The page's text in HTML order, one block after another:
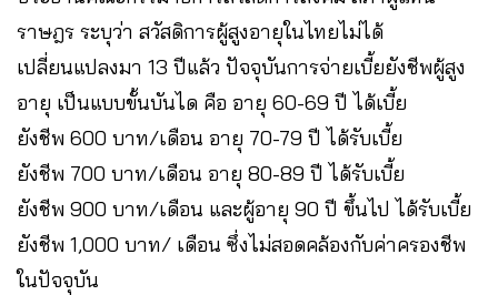
ราษฎร ระบุว่า สวัสดิการผู้สูงอายุในไทยไม่ได้
เปลี่ยนแปลงมา 13 ปีแล้ว ปัจจุบันการจ่ายเบี้ยยังชีพผู้สูง
อายุ เป็นแบบขั้นบันได คือ อายุ 60-69 ปี ได้เบี้ย
ยังชีพ 600 บาท/เดือน อายุ 70-79 ปี ได้รับเบี้ย
ยังชีพ 700 บาท/เดือน อายุ 80-89 ปี ได้รับเบี้ย
ยังชีพ 900 บาท/เดือน และผู้อายุ 90 ปี ขึ้นไป ได้รับเบี้ย
ยังชีพ 1,000 บาท/ เดือน ซึ่งไม่สอดคล้องกับค่าครองชีพ
ในปัจจุบัน